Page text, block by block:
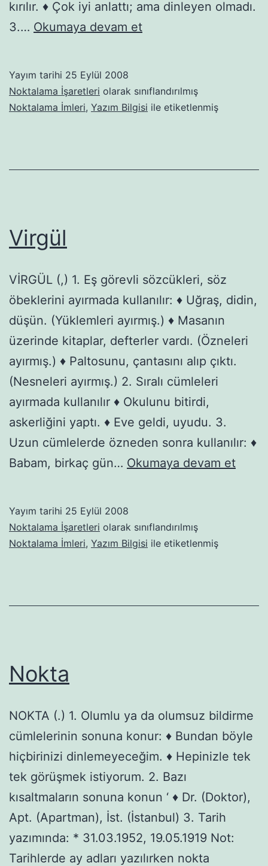
kırılır. ♦ Çok iyi anlattı; ama dinleyen olmadı.
3.… Okumaya devam etNoktalı
Yayım tarihi 25 Eylül 2008
Noktalama İşaretleri olarak sınıflandırılmış
Noktalama İmleri, Yazım Bilgisi ile etiketlenmiş
Virgül
VİRGÜL (,) 1. Eş görevli sözcükleri, söz
öbeklerini ayırmada kullanılır: ♦ Uğraş, didin,
düşün. (Yüklemleri ayırmış.) ♦ Masanın
üzerinde kitaplar, defterler vardı. (Özneleri
ayırmış.) ♦ Paltosunu, çantasını alıp çıktı.
(Nesneleri ayırmış.) 2. Sıralı cümleleri
ayırmada kullanılır ♦ Okulunu bitirdi,
askerliğini yaptı. ♦ Eve geldi, uyudu. 3.
Uzun cümlelerde özneden sonra kullanılır: ♦
Babam, birkaç gün… Okumaya devam etVirgül
Yayım tarihi 25 Eylül 2008
Noktalama İşaretleri olarak sınıflandırılmış
Noktalama İmleri, Yazım Bilgisi ile etiketlenmiş
Nokta
NOKTA (.) 1. Olumlu ya da olumsuz bildirme
cümlelerinin sonuna konur: ♦ Bundan böyle
hiçbirinizi dinlemeyeceğim. ♦ Hepinizle tek
tek görüşmek istiyorum. 2. Bazı
kısaltmaların sonuna konun ‘ ♦ Dr. (Doktor),
Apt. (Apartman), İst. (İstanbul) 3. Tarih
yazımında: * 31.03.1952, 19.05.1919 Not:
Tarihlerde ay adları yazılırken nokta